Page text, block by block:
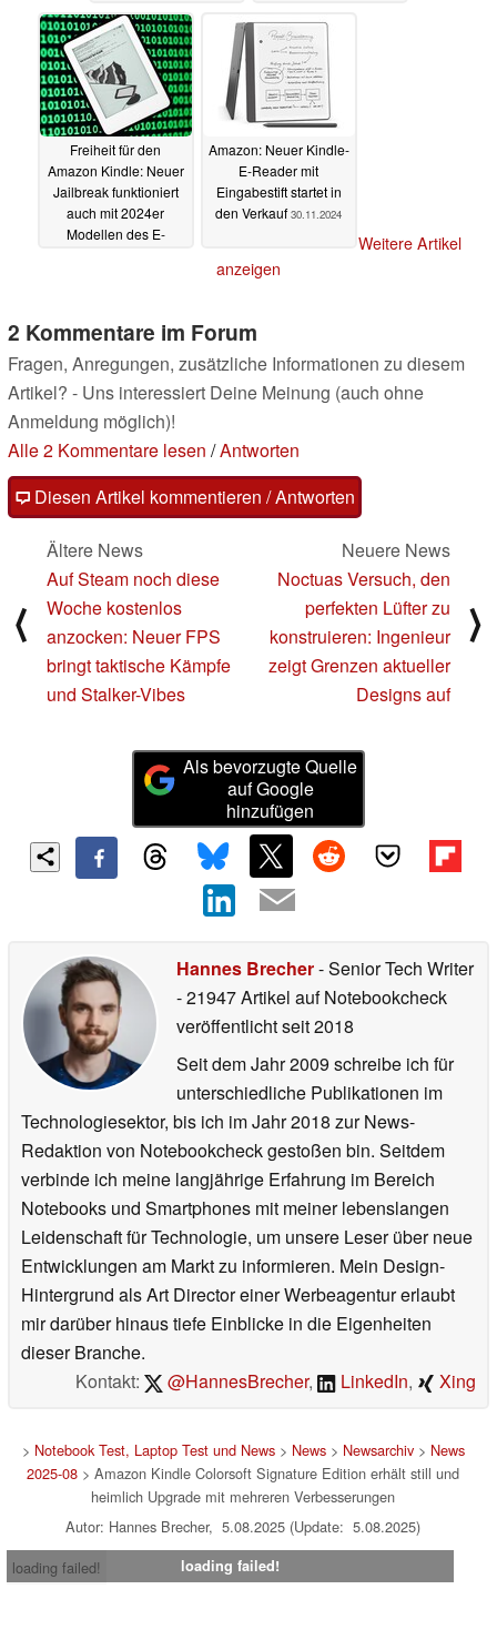
18.05.2025
Freiheit für den
Amazon Kindle: Neuer
Jailbreak funktioniert
auch mit 2024er
Modellen des E-
Amazon: Neuer Kindle-
E-Reader mit
Eingabestift startet in
den Verkauf 30.11.2024
Weitere Artikel
anzeigen
2 Kommentare im Forum
Fragen, Anregungen, zusätzliche Informationen zu diesem
Artikel? - Uns interessiert Deine Meinung (auch ohne
Anmeldung möglich)!
Alle 2 Kommentare lesen /Antworten
Diesen Artikel kommentieren / Antworten
⟨
Ältere News
Auf Steam noch diese
Woche kostenlos
anzocken: Neuer FPS
bringt taktische Kämpfe
und Stalker-Vibes
Neuere News
Noctuas Versuch, den
perfekten Lüfter zu
konstruieren: Ingenieur
zeigt Grenzen aktueller
Designs auf
⟩
Als bevorzugte Quelle
auf Google
hinzufügen
Hannes Brecher- Senior Tech Writer
- 21947 Artikel auf Notebookcheck
veröffentlichtseit 2018
Seit dem Jahr 2009 schreibe ich für
unterschiedliche Publikationen im
Technologiesektor, bis ich im Jahr 2018 zur News-
Redaktion von Notebookcheck gestoßen bin. Seitdem
verbinde ich meine langjährige Erfahrung im Bereich
Notebooks und Smartphones mit meiner lebenslangen
Leidenschaft für Technologie, um unsere Leser über neue
Entwicklungen am Markt zu informieren. Mein Design-
Hintergrund als Art Director einer Werbeagentur erlaubt
mir darüber hinaus tiefe Einblicke in die Eigenheiten
dieser Branche.
Kontakt:
@HannesBrecher, LinkedIn, Xing
> Notebook Test, Laptop Test und News> News> Newsarchiv> News
2025-08 > Amazon Kindle Colorsoft Signature Edition erhält still und
heimlich Upgrade mit mehreren Verbesserungen
Autor: Hannes Brecher, 5.08.2025 (Update: 5.08.2025)
loading failed!
loading failed!